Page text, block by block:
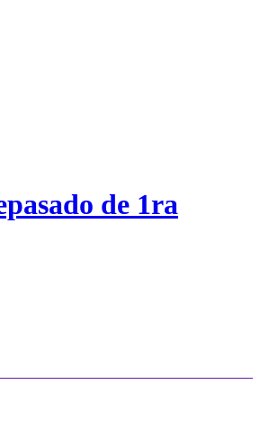
de 1ra